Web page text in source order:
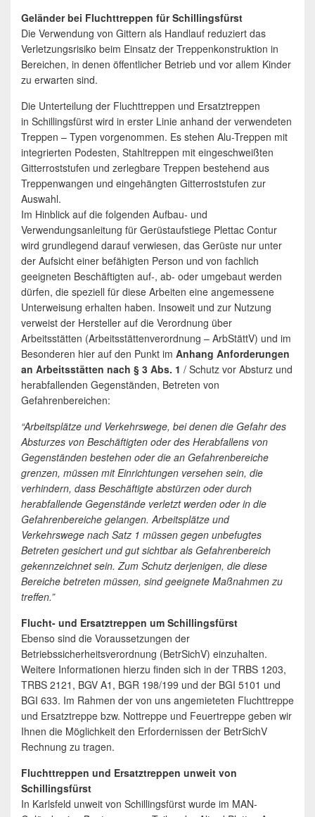
Geländer bei Fluchttreppen für Schillingsfürst
Die Verwendung von Gittern als Handlauf reduziert das
Verletzungsrisiko beim Einsatz der Treppenkonstruktion in
Bereichen, in denen öffentlicher Betrieb und vor allem Kinder
zu erwarten sind.
Die Unterteilung der Fluchttreppen und Ersatztreppen
in Schillingsfürst wird in erster Linie anhand der verwendeten
Treppen – Typen vorgenommen. Es stehen Alu-Treppen mit
integrierten Podesten, Stahltreppen mit eingeschweißten
Gitterroststufen und zerlegbare Treppen bestehend aus
Treppenwangen und eingehängten Gitterroststufen zur
Auswahl.
Im Hinblick auf die folgenden Aufbau- und
Verwendungsanleitung für Gerüstaufstiege Plettac Contur
wird grundlegend darauf verwiesen, das Gerüste nur unter
der Aufsicht einer befähigten Person und von fachlich
geeigneten Beschäftigten auf-, ab- oder umgebaut werden
dürfen, die speziell für diese Arbeiten eine angemessene
Unterweisung erhalten haben. Insoweit und zur Nutzung
verweist der Hersteller auf die Verordnung über
Arbeitsstätten (Arbeitsstättenverordnung – ArbStättV) und im
Besonderen hier auf den Punkt im Anhang Anforderungen
an Arbeitsstätten nach § 3 Abs. 1 / Schutz vor Absturz und
herabfallenden Gegenständen, Betreten von
Gefahrenbereichen:
“Arbeitsplätze und Verkehrswege, bei denen die Gefahr des
Absturzes von Beschäftigten oder des Herabfallens von
Gegenständen bestehen oder die an Gefahrenbereiche
grenzen, müssen mit Einrichtungen versehen sein, die
verhindern, dass Beschäftigte abstürzen oder durch
herabfallende Gegenstände verletzt werden oder in die
Gefahrenbereiche gelangen. Arbeitsplätze und
Verkehrswege nach Satz 1 müssen gegen unbefugtes
Betreten gesichert und gut sichtbar als Gefahrenbereich
gekennzeichnet sein. Zum Schutz derjenigen, die diese
Bereiche betreten müssen, sind geeignete Maßnahmen zu
treffen.”
Flucht- und Ersatztreppen um Schillingsfürst
Ebenso sind die Voraussetzungen der
Betriebssicherheitsverordnung (BetrSichV) einzuhalten.
Weitere Informationen hierzu finden sich in der TRBS 1203,
TRBS 2121, BGV A1, BGR 198/199 und der BGI 5101 und
BGI 633. Im Rahmen der von uns angemieteten Fluchttreppe
und Ersatztreppe bzw. Nottreppe und Feuertreppe geben wir
Ihnen die Möglichkeit den Erfordernissen der BetrSichV
Rechnung zu tragen.
Fluchttreppen und Ersatztreppen unweit von
Schillingsfürst
In Karlsfeld unweit von Schillingsfürst wurde im MAN-